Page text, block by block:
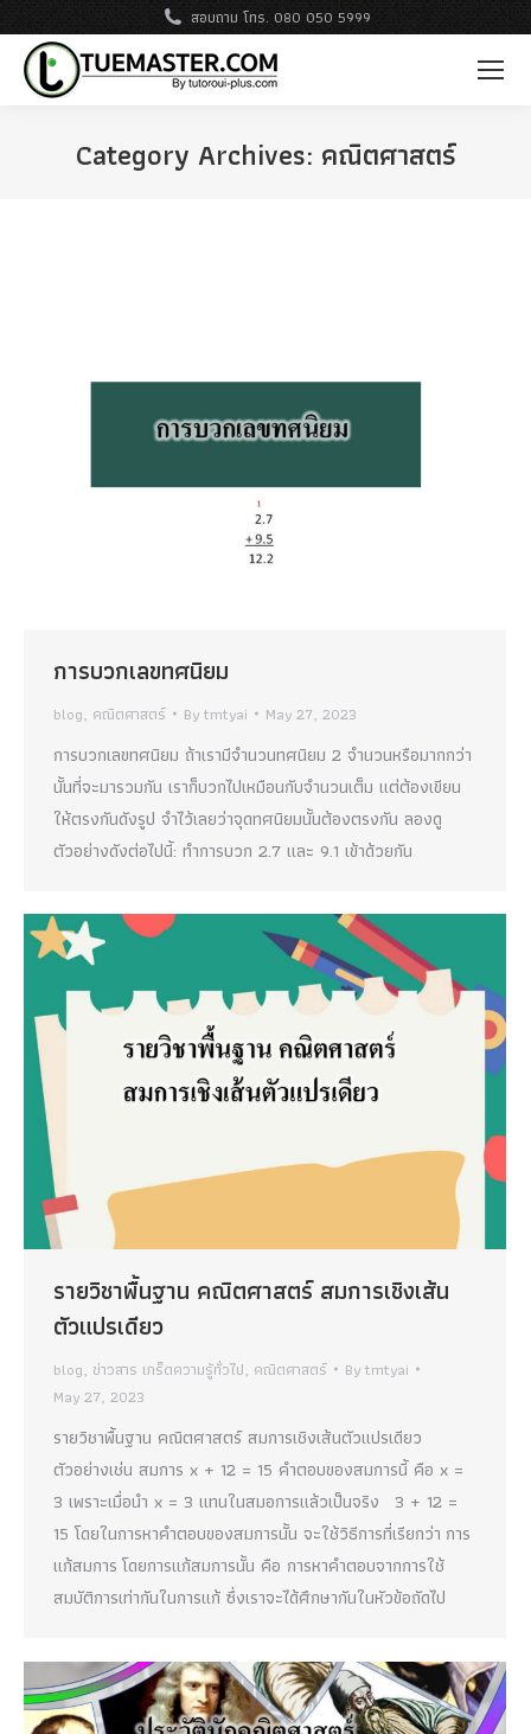
สอบถาม โทร. 080 050 5999
Category Archives: คณิตศาสตร์
การบวกเลขทศนิยม
blog, คณิตศาสตร์ Bytmtyai May 27, 2023
การบวกเลขทศนิยม ถ้าเรามีจำนวนทศนิยม 2 จำนวนหรือมากกว่า
นั้นที่จะมารวมกัน เราก็บวกไปเหมือนกับจำนวนเต็ม แต่ต้องเขียน
ให้ตรงกันดังรูป จำไว้เลยว่าจุดทศนิยมนั้นต้องตรงกัน ลองดู
ตัวอย่างดังต่อไปนี้: ทำการบวก 2.7 และ 9.1 เข้าด้วยกัน
รายวิชาพื้นฐาน คณิตศาสตร์ สมการเชิงเส้น
ตัวแปรเดียว
blog, ข่าวสาร เกร็ดความรู้ทั่วไป, คณิตศาสตร์ Bytmtyai
May 27, 2023
รายวิชาพื้นฐาน คณิตศาสตร์ สมการเชิงเส้นตัวแปรเดียว
ตัวอย่างเช่น สมการ x + 12 = 15 คำตอบของสมการนี้ คือ x =
3 เพราะเมื่อนำ x = 3 แทนในสมอการแล้วเป็นจริง 3 + 12 =
15 โดยในการหาคำตอบของสมการนั้น จะใช้วิธีการที่เรียกว่า การ
แก้สมการ โดยการแก้สมการนั้น คือ การหาคำตอบจากการใช้
สมบัติการเท่ากันในการแก้ ซึ่งเราจะได้ศึกษากันในหัวข้อถัดไป